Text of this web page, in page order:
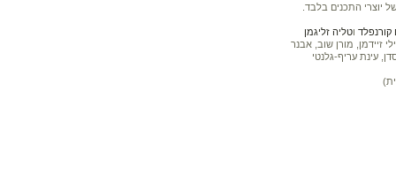
יוצרי התכנים בלבד.
וטליה זליגמן
זיידמן, מורן שוב, אבנר
עינת עריף-גלנטי